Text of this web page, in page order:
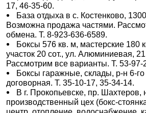
17, 46-35-60.
База отдыха в с. Костенково,
Возможна продажа частями.
обмена. Т. 8-923-636-6589.
Боксы 576 кв. м, мастерские 180
участок 20 сот., ул. Алюминиевая,
Рассмотрим все варианты. Т. 53-97-
Боксы гаражные, склады, р-н 6-
договорная. Т. 35-10-17, 35-34-14.
В г. Прокопьевске, пр.
производственный цех (бокс-